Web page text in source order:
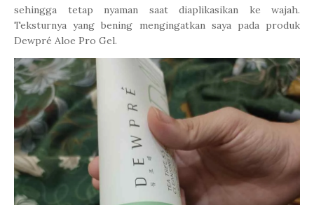
sehingga tetap nyaman saat diaplikasikan ke wajah.
Teksturnya yang bening mengingatkan saya pada produk
Dewpré Aloe Pro Gel.